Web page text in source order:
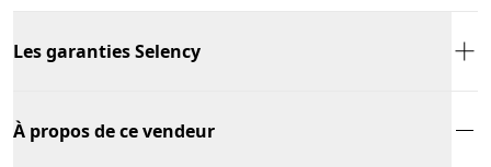
Les garanties Selency
À propos de ce vendeur